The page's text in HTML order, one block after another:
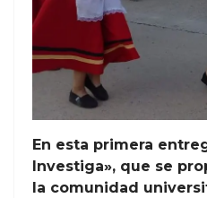
En esta primera
Investiga», que se
la comunidad